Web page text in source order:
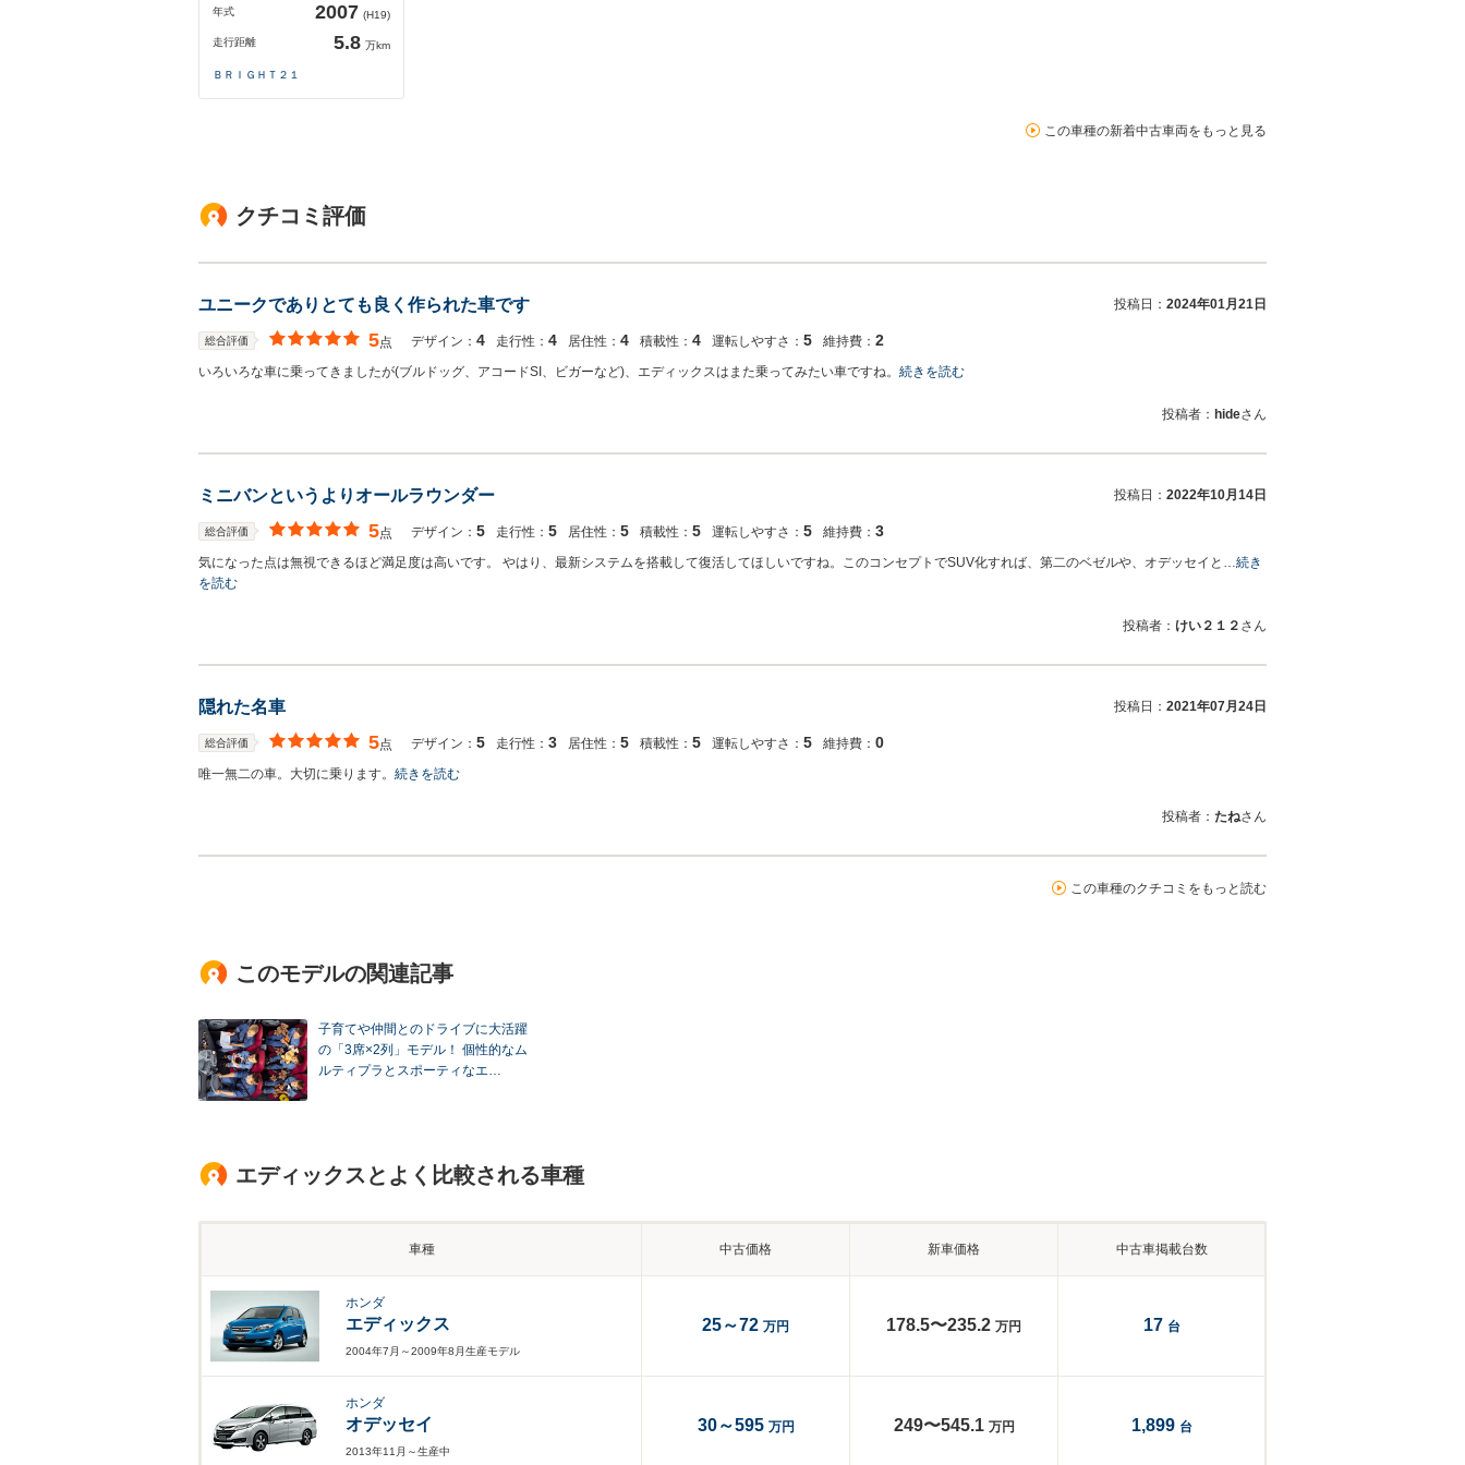
年式 2007 (H19)
走行距離 5.8 万km
ＢＲＩＧＨＴ２１
この車種の新着中古車両をもっと見る
クチコミ評価
ユニークでありとても良く作られた車です 投稿日： 2024年01月21日
総合評価 5点 デザイン： 4 走行性： 4 居住性： 4 積載性： 4 運転しやすさ： 5 維持費： 2
いろいろな車に乗ってきましたが(ブルドッグ、アコードSI、ビガーなど)、エディックスはまた乗ってみたい車ですね。 続きを読む
投稿者： hideさん
ミニバンというよりオールラウンダー 投稿日： 2022年10月14日
総合評価 5点 デザイン： 5 走行性： 5 居住性： 5 積載性： 5 運転しやすさ： 5 維持費： 3
気になった点は無視できるほど満足度は高いです。 やはり、最新システムを搭載して復活してほしいですね。このコンセプトでSUV化すれば、第二のベゼルや、オデッセイと…続き
を読む
投稿者： けい２１２ さん
隠れた名車 投稿日： 2021年07月24日
総合評価 5点 デザイン： 5 走行性： 3 居住性： 5 積載性： 5 運転しやすさ： 5 維持費： 0
唯一無二の車。大切に乗ります。 続きを読む
投稿者： たねさん
この車種のクチコミをもっと読む
このモデルの関連記事
子育てや仲間とのドライブに大活躍
の「3席×2列」モデル！ 個性的なム
ルティプラとスポーティなエ…
エディックスとよく比較される車種
車種 中古価格 新車価格 中古車掲載台数
ホンダ
エディックス
2004年7月～2009年8月生産モデル
25～72 万円 178.5〜235.2 万円 17 台
ホンダ
オデッセイ
2013年11月～生産中
30～595 万円 249〜545.1 万円 1,899 台